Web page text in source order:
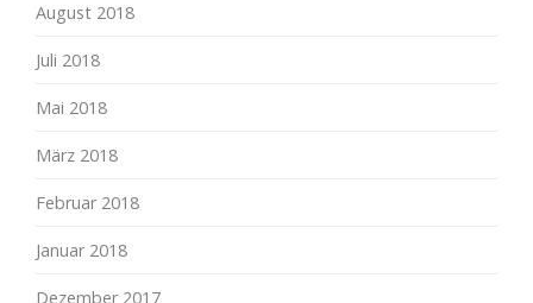
August 2018
Juli 2018
Mai 2018
März 2018
Februar 2018
Januar 2018
Dezember 2017